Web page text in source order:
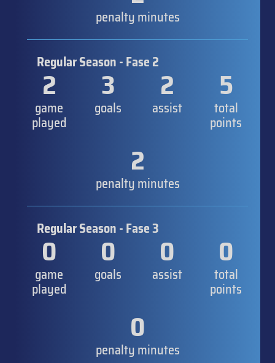
penalty minutes
Regular Season - Fase 2
2
game
played
3
goals
2
assist
5
total
points
2
penalty minutes
Regular Season - Fase 3
0
game
played
0
goals
0
assist
0
total
points
0
penalty minutes